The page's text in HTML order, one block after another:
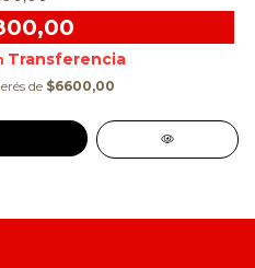
de $6600,00